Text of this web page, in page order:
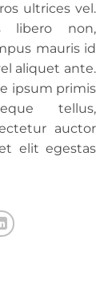
ultrices vel.
libero non,
mauris id
aliquet ante.
ipsum primis
tellus,
auctor
elit egestas